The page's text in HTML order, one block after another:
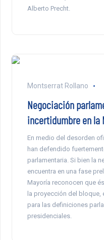
Alberto Precht.
Montserrat Rollano
Negociación
incertidumbre en la
En medio del desorden
han defendido
parlamentaria. Si bien la
encuentra en una fase
Mayoría reconocen que
la proyección del bloque,
para las definiciones
presidenciales.